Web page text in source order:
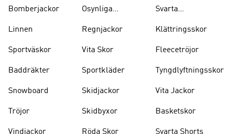
Bomberjackor
Linnen
Sportväskor
Baddräkter
Snowboard
Tröjor
Vindjackor
Osynliga
Regnjackor
Vita Skor
Sportkläder
Skidjackor
Skidbyxor
Röda Skor
Svarta
Klättringsskor
Fleecetröjor
Tyngdlyftningsskor
Vita Jackor
Basketskor
Svarta Shorts